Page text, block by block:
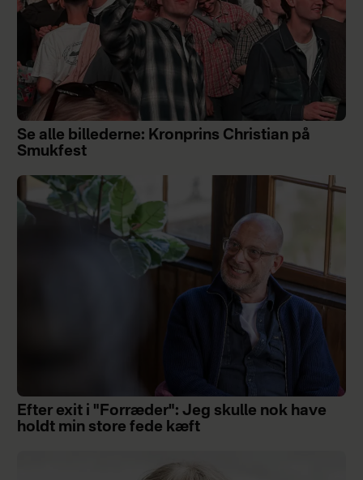
Se alle billederne: Kronprins Christian på
Smukfest
Efter exit i "Forræder": Jeg skulle nok have
holdt min store fede kæft